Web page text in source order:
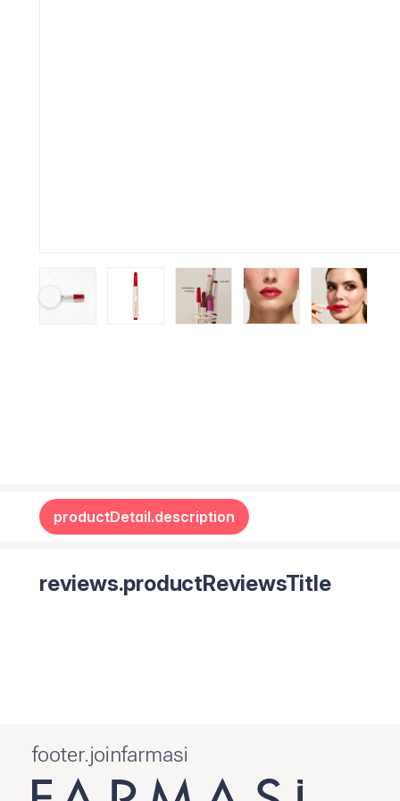
productDetail.description
reviews.productReviewsTitle
footer.joinfarmasi